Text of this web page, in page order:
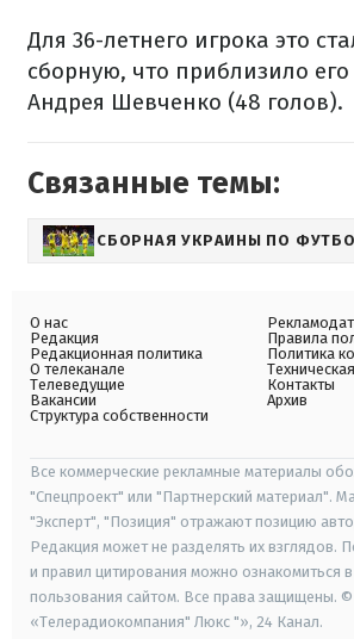
Для 36-летнего игрока это
сборную, что приблизило его
Андрея Шевченко (48 голов).
Связанные темы:
СБОРНАЯ УКРАИНЫ ПО
О нас
Редакция
Редакционная политика
О телеканале
Телеведущие
Вакансии
Структура собственности
Правила
Политика
Контакты
Архив
Все коммерческие рекламные материалы
"Спецпроект" или "Партнерский материал".
"Эксперт", "Позиция" отражают позицию
Редакция может не разделять их взглядов.
и правил цитирования можно ознакомиться
пользования сайтом. Все права защищены.
«Телерадиокомпания" Люкс "», 24 Канал.